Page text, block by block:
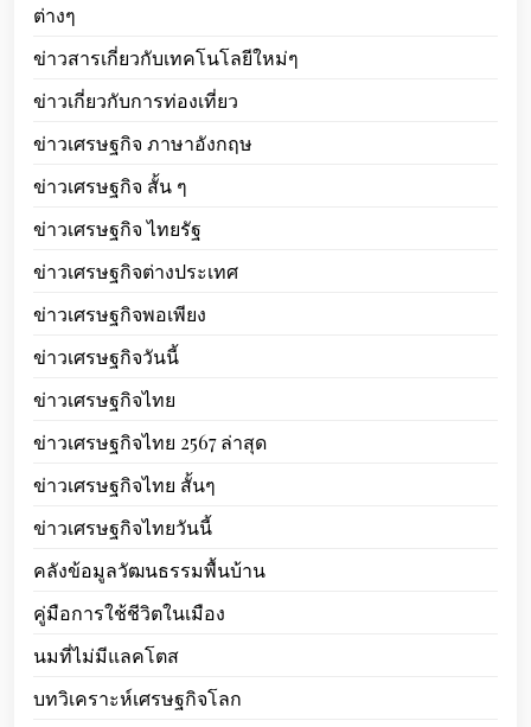
ต่างๆ
ข่าวสารเกี่ยวกับเทคโนโลยีใหม่ๆ
ข่าวเกี่ยวกับการท่องเที่ยว
ข่าวเศรษฐกิจ ภาษาอังกฤษ
ข่าวเศรษฐกิจ สั้น ๆ
ข่าวเศรษฐกิจ ไทยรัฐ
ข่าวเศรษฐกิจต่างประเทศ
ข่าวเศรษฐกิจพอเพียง
ข่าวเศรษฐกิจวันนี้
ข่าวเศรษฐกิจไทย
ข่าวเศรษฐกิจไทย 2567 ล่าสุด
ข่าวเศรษฐกิจไทย สั้นๆ
ข่าวเศรษฐกิจไทยวันนี้
คลังข้อมูลวัฒนธรรมพื้นบ้าน
คู่มือการใช้ชีวิตในเมือง
นมที่ไม่มีแลคโตส
บทวิเคราะห์เศรษฐกิจโลก